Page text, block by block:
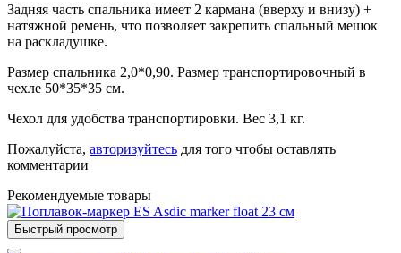
Задняя часть спальника имеет 2 кармана (вверху и внизу) +
натяжной ремень, что позволяет закрепить спальный мешок
на раскладушке.
Размер спальника 2,0*0,90. Размер транспортировочный в
чехле 50*35*35 см.
Чехол для удобства транспортировки. Вес 3,1 кг.
Пожалуйста, авторизуйтесь для того чтобы оставлять
комментарии
Рекомендуемые товары
Быстрый просмотр